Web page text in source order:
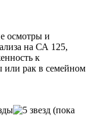
осмотры и
на СА 125,
к
или рак в семейном
(пока